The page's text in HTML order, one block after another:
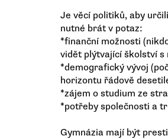
Je věcí politiků, aby
nutné brát v potaz:
*finanční možnosti
vidět plýtvající školství
*demografický vývoj
horizontu řádově
*zájem o studium ze
*potřeby společnosti a
Gymnázia mají být